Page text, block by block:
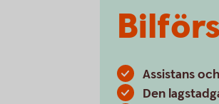
Assistans
Den